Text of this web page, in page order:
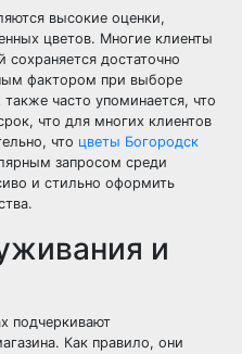
высокие оценки,
цветов. Многие клиенты
сохраняется достаточно
фактором при выборе
часто упоминается, что
что для многих клиентов
что цветы Богородск
запросом среди
и стильно оформить
и
подчеркивают
Как правило, они